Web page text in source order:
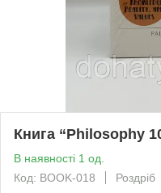
Книга “Philosophy
В наявності 1 од.
Код: BOOK-018
Роздріб